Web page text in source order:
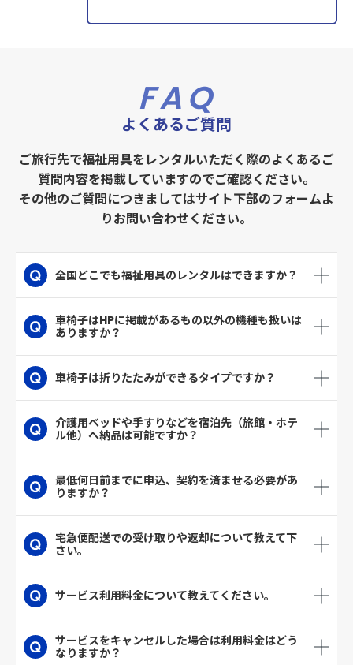
FAQ
よくあるご質問
ご旅行先で福祉用具をレンタルいただく際のよくあるご
質問内容を掲載していますのでご確認ください。
その他のご質問につきましてはサイト下部のフォームよ
りお問い合わせください。
全国どこでも福祉用具のレンタルはできますか？
車椅子はHPに掲載があるもの以外の機種も扱いは
ありますか？
車椅子は折りたたみができるタイプですか？
介護用ベッドや手すりなどを宿泊先（旅館・ホテ
ル他）へ納品は可能ですか？
最低何日前までに申込、契約を済ませる必要があ
りますか？
宅急便配送での受け取りや返却について教えて下
さい。
サービス利用料金について教えてください。
サービスをキャンセルした場合は利用料金はどう
なりますか？